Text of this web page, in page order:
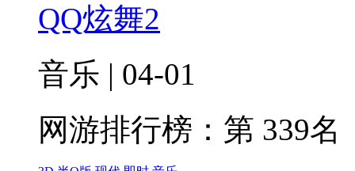
QQ炫舞2
音乐 | 04-01
网游排行榜： 第 339名